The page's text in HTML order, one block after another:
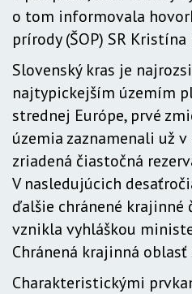
o tom informovala
prírody (ŠOP) SR Kristína
Slovenský kras je
najtypickejším územím
strednej Európe, prvé
územia zaznamenali už
zriadená čiastočná
V nasledujúcich
ďalšie chránené krajinné
vznikla vyhláškou
Chránená krajinná oblasť
Charakteristickými